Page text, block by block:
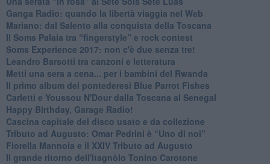
Ganga Radio: quando la libertà viaggia nel Web
Mariano: dal Salento alla conquista della Toscana
​Il Soms Palaia tra “fingerstyle” e rock contest
Soms Experience 2017: non c'è due senza tre!
​Leandro Barsotti tra canzoni e letteratura
​Metti una sera a cena... per i bambini del Rwanda
​Il primo album dei pontederesi Blue Parrot Fishes
Carletti e Youssou N'Dour dalla Toscana al Senegal
Happy Birthday, Garage Radio!
​Cascina capitale del disco usato e da collezione
Tributo ad Augusto: Omar Pedrini è “Uno di noi”
​Fiorella Mannoia e il XXIV Tributo ad Augusto
Il grande ritorno dell'itagnòlo Tonino Carotone